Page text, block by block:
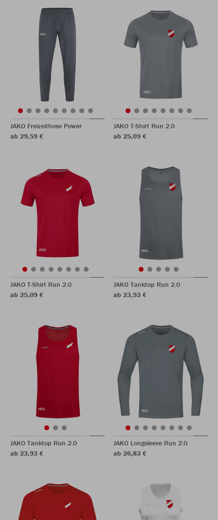
JAKO Freizeithose Power
ab 29,59 €
JAKO T-Shirt Run 2.0
ab 25,09 €
JAKO T-Shirt Run 2.0
ab 25,09 €
JAKO Tanktop Run 2.0
ab 23,93 €
JAKO Tanktop Run 2.0
ab 23,93 €
JAKO Longsleeve Run 2.0
ab 26,83 €